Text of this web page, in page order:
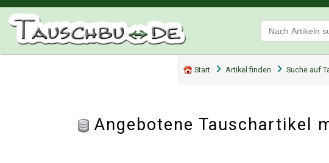
Start Artikel finden Suche auf
Angebotene Tauschartikel